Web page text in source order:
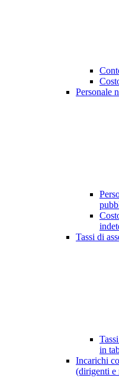
Personale
Tassi di
in
Incarichi
(dirigenti e